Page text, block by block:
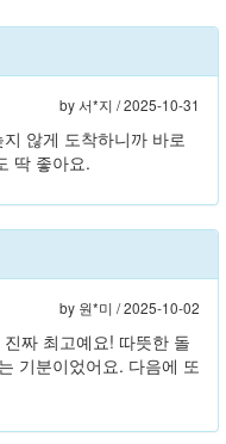
by 서*지 /2025-10-31
않게 도착하니까 바로
딱 좋아요.
by 원*미 /2025-10-02
짜 최고예요! 따뜻한 돌
기분이었어요. 다음에 또